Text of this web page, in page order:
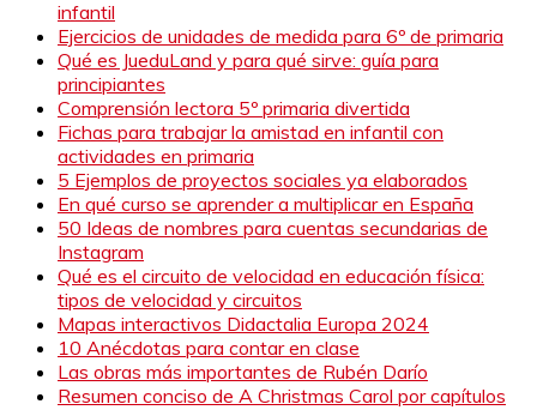
infantil
Ejercicios de unidades de medida para 6º de primaria
Qué es JueduLand y para qué sirve: guía para
principiantes
Comprensión lectora 5º primaria divertida
Fichas para trabajar la amistad en infantil con
actividades en primaria
5 Ejemplos de proyectos sociales ya elaborados
En qué curso se aprender a multiplicar en España
50 Ideas de nombres para cuentas secundarias de
Instagram
Qué es el circuito de velocidad en educación física:
tipos de velocidad y circuitos
Mapas interactivos Didactalia Europa 2024
10 Anécdotas para contar en clase
Las obras más importantes de Rubén Darío
Resumen conciso de A Christmas Carol por capítulos